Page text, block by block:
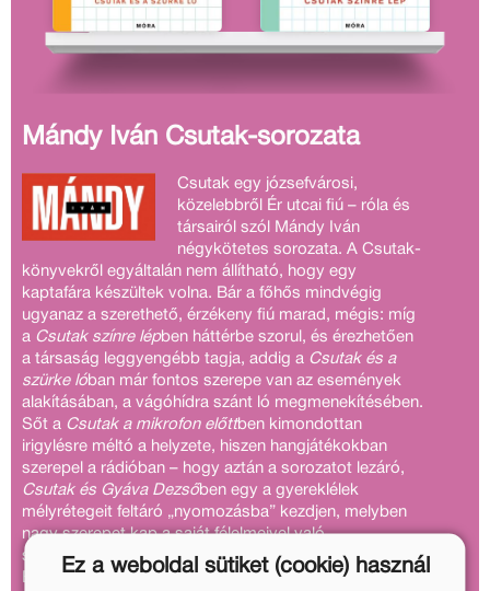
Mándy Iván Csutak-sorozata
Csutak egy józsefvárosi,
közelebbről Ér utcai fiú – róla és
társairól szól Mándy Iván
négykötetes sorozata. A Csutak-
könyvekről egyáltalán nem állítható, hogy egy
kaptafára készültek volna. Bár a főhős mindvégig
ugyanaz a szerethető, érzékeny fiú marad, mégis: míg
a Csutak színre lépben háttérbe szorul, és érezhetően
a társaság leggyengébb tagja, addig a Csutak és a
szürke lóban már fontos szerepe van az események
alakításában, a vágóhídra szánt ló megmenekítésében.
Sőt a Csutak a mikrofon előttben kimondottan
irigylésre méltó a helyzete, hiszen hangjátékokban
szerepel a rádióban – hogy aztán a sorozatot lezáró,
Csutak és Gyáva Dezsőben egy a gyereklélek
mélyrétegeit feltáró „nyomozásba” kezdjen, melyben
nagy szerepet kap a saját félelmeivel való
szembenézés.
Érzelmekben és humorban gazdag könyveiből
Ez a weboldal sütiket (cookie) használ